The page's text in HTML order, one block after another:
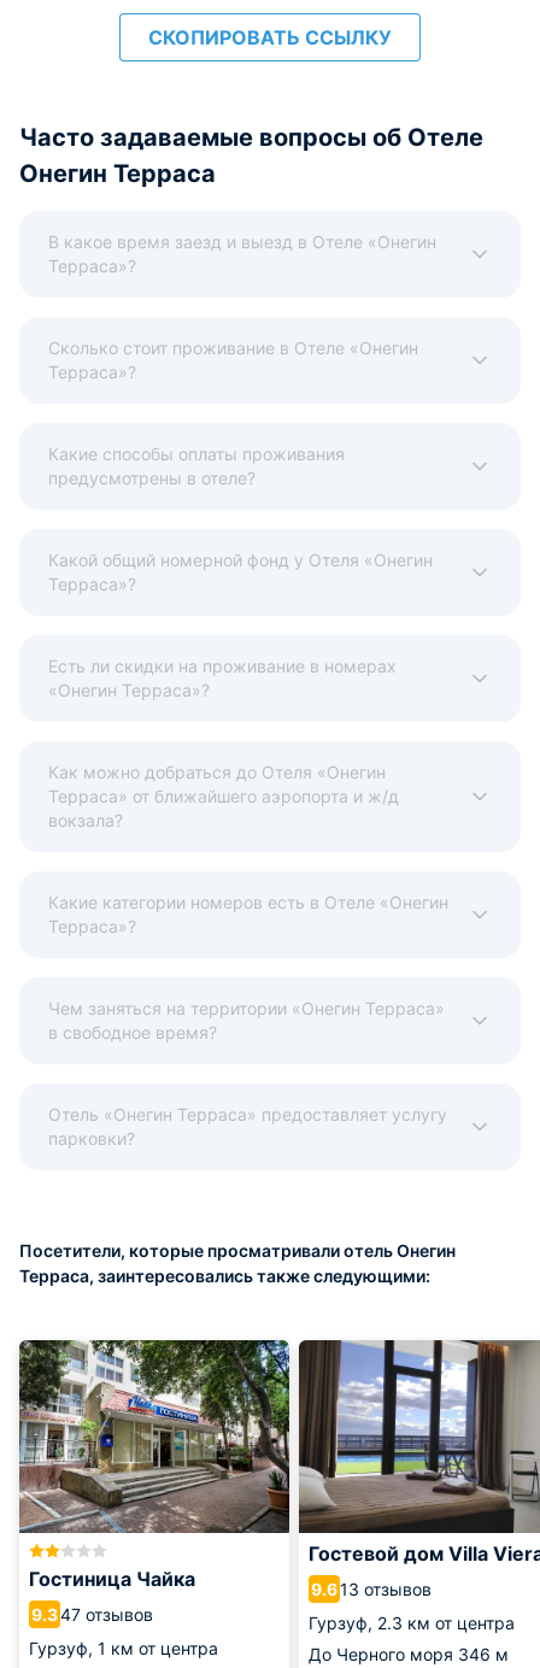
СКОПИРОВАТЬ ССЫЛКУ
Часто задаваемые вопросы об Отеле
Онегин Терраса
В какое время заезд и выезд в Отеле «Онегин
Терраса»?
Сколько стоит проживание в Отеле «Онегин
Терраса»?
Какие способы оплаты проживания
предусмотрены в отеле?
Какой общий номерной фонд у Отеля «Онегин
Терраса»?
Есть ли скидки на проживание в номерах
«Онегин Терраса»?
Как можно добраться до Отеля «Онегин
Терраса» от ближайшего аэропорта и ж/д
вокзала?
Какие категории номеров есть в Отеле «Онегин
Терраса»?
Чем заняться на территории «Онегин Терраса»
в свободное время?
Отель «Онегин Терраса» предоставляет услугу
парковки?
Посетители, которые просматривали отель Онегин
Терраса, заинтересовались также следующими:
Гостиница Чайка
9.347 отзывов
Гурзуф, 1 км от центра
Гостевой дом Villa
9.613 отзывов
Гурзуф, 2.3 км от центра
До Черного моря 346 м